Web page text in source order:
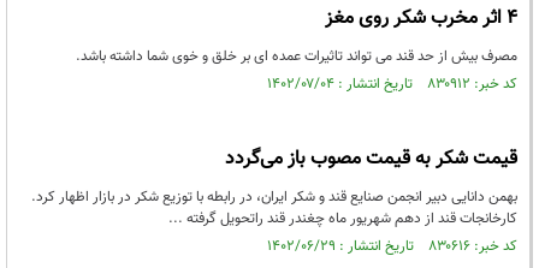
۴ اثر مخرب شکر روی مغز
مصرف بیش از حد قند می تواند تاثیرات عمده ای بر خلق و خوی شما داشته باشد.
کد خبر: ۸۳۰۹۱۲ تاریخ انتشار : ۱۴۰۲/۰۷/۰۴
قیمت شکر به قیمت مصوب باز می‌گردد
بهمن دانایی دبیر انجمن صنایع قند و شکر ایران، در رابطه با توزیع شکر در بازار اظهار کرد.
کارخانجات قند از دهم شهریور ماه چغندر قند راتحویل گرفته ...
کد خبر: ۸۳۰۶۱۶ تاریخ انتشار : ۱۴۰۲/۰۶/۲۹